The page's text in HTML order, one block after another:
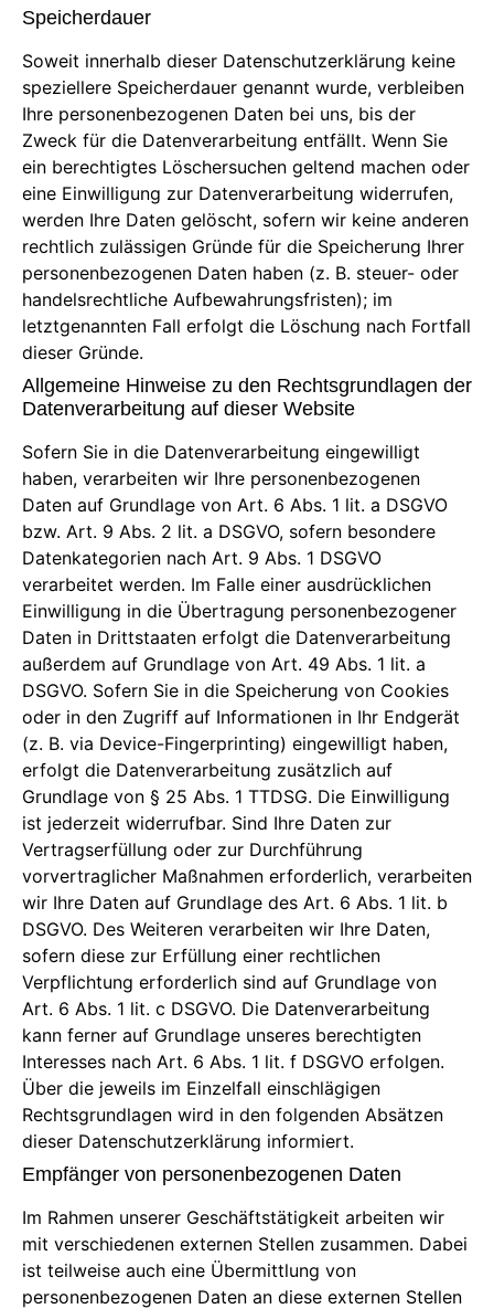
Speicherdauer
Soweit innerhalb dieser Datenschutzerklärung keine
speziellere Speicherdauer genannt wurde, verbleiben
Ihre personenbezogenen Daten bei uns, bis der
Zweck für die Datenverarbeitung entfällt. Wenn Sie
ein berechtigtes Löschersuchen geltend machen oder
eine Einwilligung zur Datenverarbeitung widerrufen,
werden Ihre Daten gelöscht, sofern wir keine anderen
rechtlich zulässigen Gründe für die Speicherung Ihrer
personenbezogenen Daten haben (z. B. steuer- oder
handelsrechtliche Aufbewahrungsfristen); im
letztgenannten Fall erfolgt die Löschung nach Fortfall
dieser Gründe.
Allgemeine Hinweise zu den Rechtsgrundlagen der
Datenverarbeitung auf dieser Website
Sofern Sie in die Datenverarbeitung eingewilligt
haben, verarbeiten wir Ihre personenbezogenen
Daten auf Grundlage von Art. 6 Abs. 1 lit. a DSGVO
bzw. Art. 9 Abs. 2 lit. a DSGVO, sofern besondere
Datenkategorien nach Art. 9 Abs. 1 DSGVO
verarbeitet werden. Im Falle einer ausdrücklichen
Einwilligung in die Übertragung personenbezogener
Daten in Drittstaaten erfolgt die Datenverarbeitung
außerdem auf Grundlage von Art. 49 Abs. 1 lit. a
DSGVO. Sofern Sie in die Speicherung von Cookies
oder in den Zugriff auf Informationen in Ihr Endgerät
(z. B. via Device-Fingerprinting) eingewilligt haben,
erfolgt die Datenverarbeitung zusätzlich auf
Grundlage von § 25 Abs. 1 TTDSG. Die Einwilligung
ist jederzeit widerrufbar. Sind Ihre Daten zur
Vertragserfüllung oder zur Durchführung
vorvertraglicher Maßnahmen erforderlich, verarbeiten
wir Ihre Daten auf Grundlage des Art. 6 Abs. 1 lit. b
DSGVO. Des Weiteren verarbeiten wir Ihre Daten,
sofern diese zur Erfüllung einer rechtlichen
Verpflichtung erforderlich sind auf Grundlage von
Art. 6 Abs. 1 lit. c DSGVO. Die Datenverarbeitung
kann ferner auf Grundlage unseres berechtigten
Interesses nach Art. 6 Abs. 1 lit. f DSGVO erfolgen.
Über die jeweils im Einzelfall einschlägigen
Rechtsgrundlagen wird in den folgenden Absätzen
dieser Datenschutzerklärung informiert.
Empfänger von personenbezogenen Daten
Im Rahmen unserer Geschäftstätigkeit arbeiten wir
mit verschiedenen externen Stellen zusammen. Dabei
ist teilweise auch eine Übermittlung von
personenbezogenen Daten an diese externen Stellen